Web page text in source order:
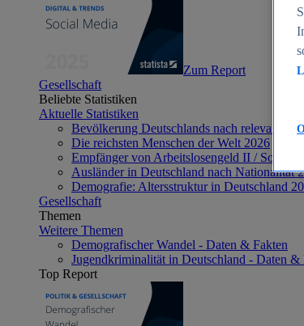
Zum Report
Gesellschaft
Beliebte Statistiken
Aktuelle Statistiken
Bevölkerung Deutschlands nach relevanten
Die reichsten Menschen der Welt 2026
Empfänger von Arbeitslosengeld II /
Ausländer in Deutschland nach Nationalität
Demografie: Altersstruktur in Deutschland
Gesellschaft
Themen
Weitere Themen
Demografischer Wandel - Daten & Fakten
Jugendkriminalität in Deutschland - Daten &
Top Report